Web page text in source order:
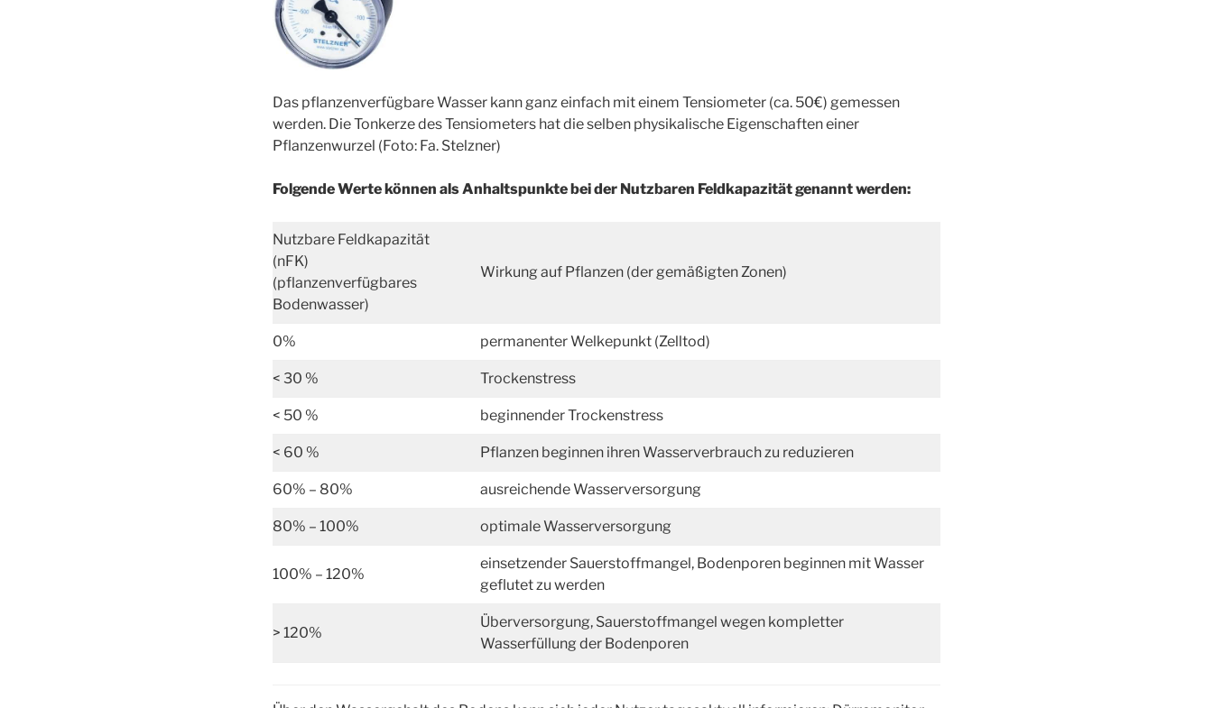
Das pflanzenverfügbare Wasser kann ganz einfach mit einem Tensiometer (ca. 50€) gemessen
werden. Die Tonkerze des Tensiometers hat die selben physikalische Eigenschaften einer
Pflanzenwurzel (Foto: Fa. Stelzner)
Folgende Werte können als Anhaltspunkte bei der Nutzbaren Feldkapazität genannt werden:
Nutzbare Feldkapazität
(nFK)
(pflanzenverfügbares
Bodenwasser)
Wirkung auf Pflanzen (der gemäßigten Zonen)
0% permanenter Welkepunkt (Zelltod)
< 30 % Trockenstress
< 50 % beginnender Trockenstress
< 60 % Pflanzen beginnen ihren Wasserverbrauch zu reduzieren
60% – 80% ausreichende Wasserversorgung
80% – 100% optimale Wasserversorgung
100% – 120%
einsetzender Sauerstoffmangel, Bodenporen beginnen mit Wasser
geflutet zu werden
> 120%
Überversorgung, Sauerstoffmangel wegen kompletter
Wasserfüllung der Bodenporen